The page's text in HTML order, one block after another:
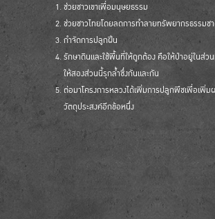
ช่วยชาวเขาเพื่อมนุษยธรรม
ช่วยชาวไทยโดยลดการทำลายทรัพยากรธรรมช
กำจัดการปลูกฝิ่น
รักษาดินและใช้พื้นที่ให้ถูกต้อง คือให้ป่าอยู่ในส่ว
ให้สองส่วนนี้รุกล้ำซึ่งกันและกัน
ต่อมาโครงการหลวงได้เพิ่มการปลูกพืชเพื่อเพิ่ม
วัตถุประสงค์อีกข้อหนึ่ง